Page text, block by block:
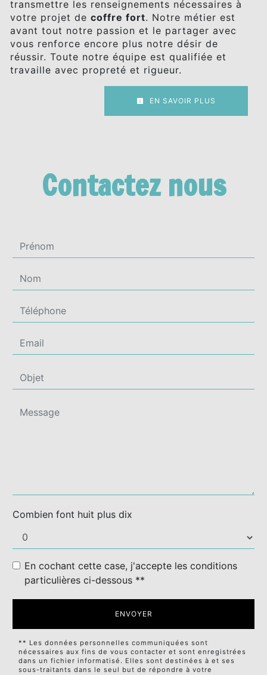
transmettre les renseignements nécessaires à
votre projet de coffre fort. Notre métier est
avant tout notre passion et le partager avec
vous renforce encore plus notre désir de
réussir. Toute notre équipe est qualifiée et
travaille avec propreté et rigueur.
EN SAVOIR PLUS
Contactez nous
Combien font huit plus dix
En cochant cette case, j'accepte les conditions
particulières ci-dessous **
ENVOYER
** Les données personnelles communiquées sont
nécessaires aux fins de vous contacter et sont enregistrées
dans un fichier informatisé. Elles sont destinées à et ses
sous-traitants dans le seul but de répondre à votre